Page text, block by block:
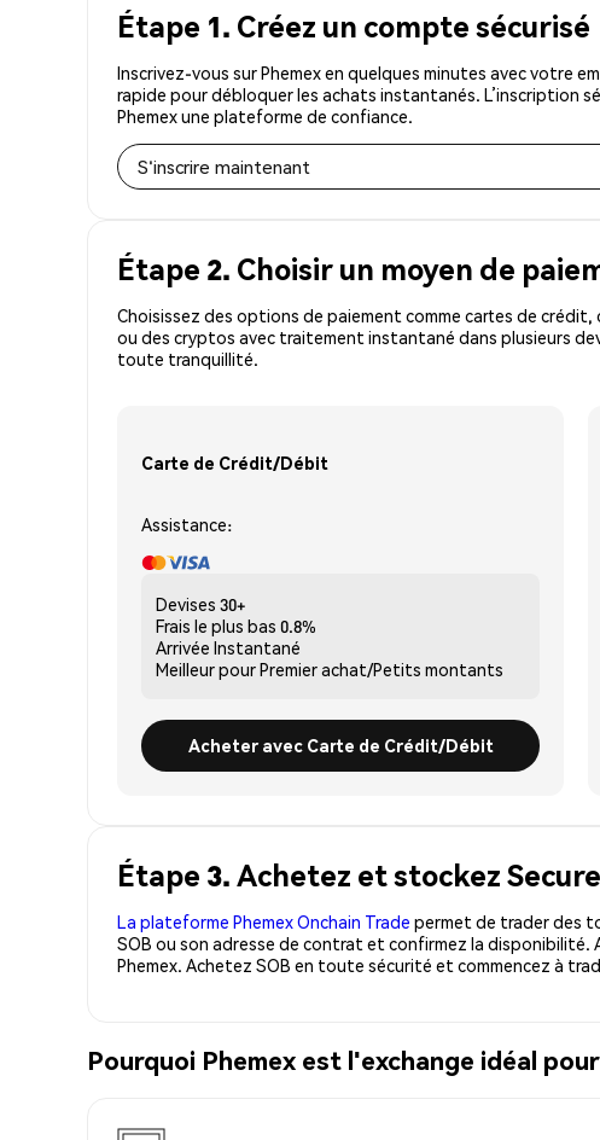
Étape 1. Créez un compte sécurisé
Inscrivez-vous sur Phemex en quelques minutes avec votre
rapide pour débloquer les achats instantanés. L’inscription
Phemex une plateforme de confiance.
S'inscrire maintenant
Étape 2. Choisir un moyen de
Choisissez des options de paiement comme cartes de
ou des cryptos avec traitement instantané dans plusieurs
toute tranquillité.
Carte de Crédit/Débit
Assistance:
Devises 30+
Frais le plus bas 0.8%
Arrivée Instantané
Meilleur pourPremier achat/Petits montants
Acheter avec Carte de Crédit/Débit
Étape 3. Achetez et stockez
La plateforme Phemex Onchain Trade permet de trader des
SOB ou son adresse de contrat et confirmez la
Phemex. Achetez SOB en toute sécurité et commencez à
Pourquoi Phemex est l'exchange idéal